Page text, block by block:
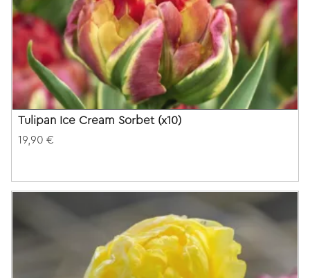
Tulipan Ice Cream Sorbet (x10)
19,90 €